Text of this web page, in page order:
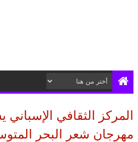
المركز الثقافي
مهرجان شعر البحر